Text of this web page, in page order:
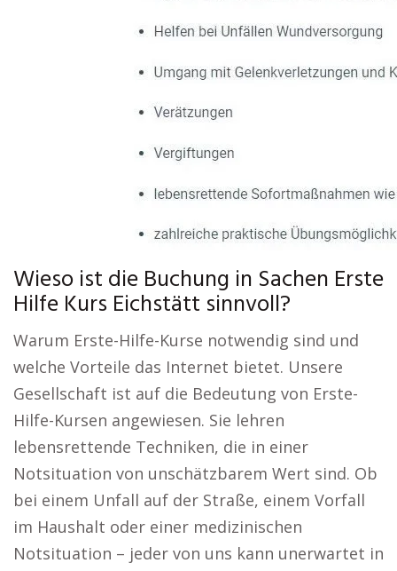
Wieso ist die Buchung in Sachen Erste
Hilfe Kurs Eichstätt sinnvoll?
Warum Erste-Hilfe-Kurse notwendig sind und
welche Vorteile das Internet bietet. Unsere
Gesellschaft ist auf die Bedeutung von Erste-
Hilfe-Kursen angewiesen. Sie lehren
lebensrettende Techniken, die in einer
Notsituation von unschätzbarem Wert sind. Ob
bei einem Unfall auf der Straße, einem Vorfall
im Haushalt oder einer medizinischen
Notsituation – jeder von uns kann unerwartet in